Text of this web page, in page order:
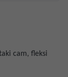
cam, fleksi